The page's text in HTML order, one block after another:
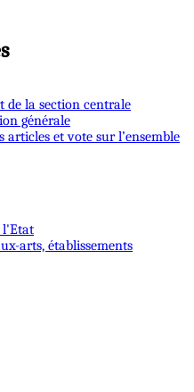
de la section centrale
générale
articles et vote sur l’ensemble
l'Etat
arts, établissements